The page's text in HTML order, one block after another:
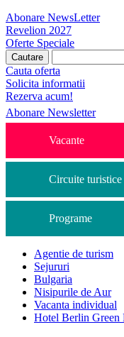
Abonare NewsLetter
Revelion 2027
Oferte Speciale
Cauta oferta
Solicita informatii
Rezerva acum!
Abonare Newsletter
Vacante
Circuite turistice
Programe
Agentie de turism
Sejururi
Bulgaria
Nisipurile de Aur
Vacanta individual
Hotel Berlin Green